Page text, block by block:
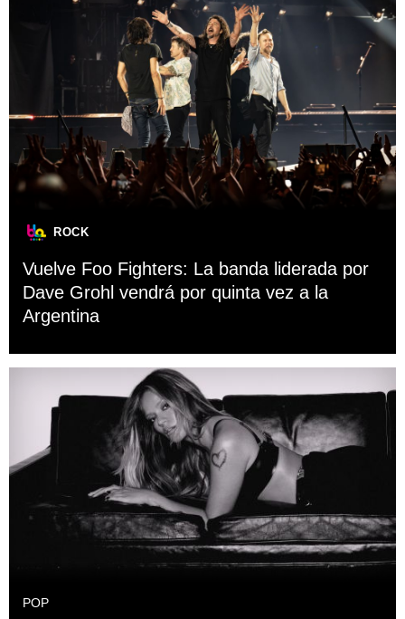
ROCK
Vuelve Foo Fighters: La banda liderada por
Dave Grohl vendrá por quinta vez a la
Argentina
POP